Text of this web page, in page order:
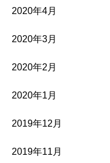
2020年4月
2020年3月
2020年2月
2020年1月
2019年12月
2019年11月